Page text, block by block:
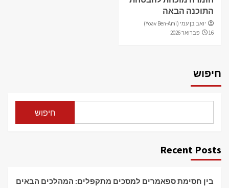
התוכנה הבאה
יואב בן עמי (Yoav Ben-Ami)
16 פברואר 2026
חיפוש
חיפוש
Recent Posts
בין חסימת ספאמרים למסכים מתקפלים: המהלכים הבאים